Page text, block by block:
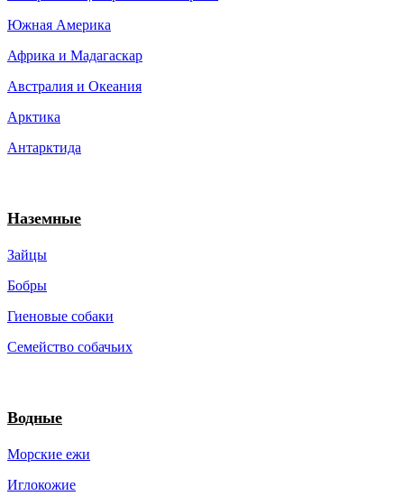
Южная Америка
Африка и Мадагаскар
Австралия и Океания
Арктика
Антарктида
Наземные
Зайцы
Бобры
Гиеновые собаки
Семейство собачьих
Водные
Морские ежи
Иглокожие